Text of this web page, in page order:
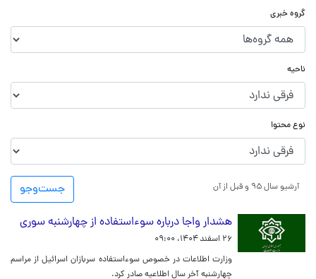
گروه خبری
ناحیه
نوع محتوا
جست‌و‌جو آرشیو سال ۹۵ و قبل از آن
هشدار واجا درباره سوءاستفاده از چهارشنبه سوری
۲۶ اسفند ۱۴۰۴، ۰۹:۰۰
وزارت اطلاعات در خصوص سوءاستفاده سربازان اسرائیل از مراسم
چهارشنبه آخر سال اطلاعیه صادر کرد.